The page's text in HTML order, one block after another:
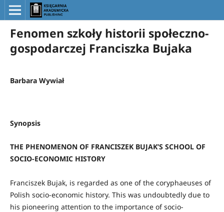
Fenomen szkoły historii społeczno-
gospodarczej Franciszka Bujaka
Barbara Wywiał
Synopsis
THE PHENOMENON OF FRANCISZEK BUJAK’S SCHOOL OF
SOCIO-ECONOMIC HISTORY
Franciszek Bujak, is regarded as one of the coryphaeuses of
Polish socio-economic history. This was undoubtedly due to
his pioneering attention to the importance of socio-